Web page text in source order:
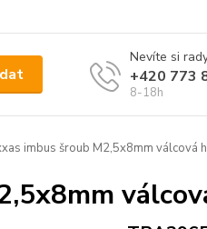
Nevíte si
+420 773
8-18h
imbus šroub M2,5x8mm válcová